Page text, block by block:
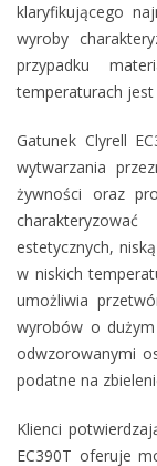
klaryfikującego
wyroby
przypadku
temperaturach jest
Gatunek Clyrell
wytwarzania
żywności oraz
charakteryzować
estetycznych,
w niskich
umożliwia
wyrobów o
odwzorowanymi
podatne na
Klienci
EC390T oferuje